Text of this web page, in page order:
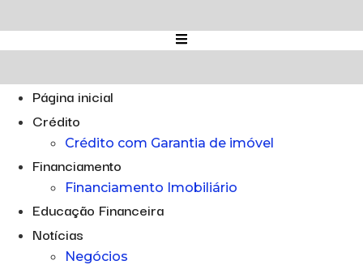
para
o
Página inicial
Crédito
Crédito com Garantia de imóvel
Financiamento
Financiamento Imobiliário
Educação Financeira
Notícias
Negócios